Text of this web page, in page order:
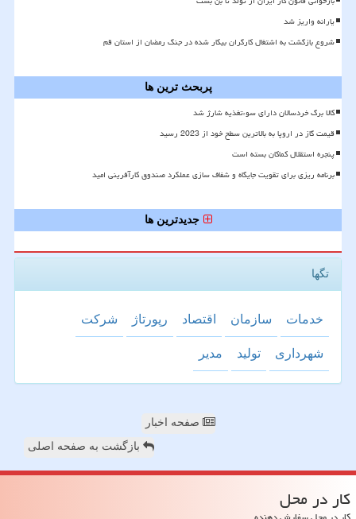
یارانه واریز شد
شروع بازگشت به اشتغال کارگران بیکار شده در جنگ رمضان از استان قم
پربحث ترین ها
کالا برگ خردسالان دارای سوءتغذیه شارژ شد
قیمت گاز در اروپا به بالاترین سطح خود از 2023 رسید
پنجره استقلال کماکان بسته است
برنامه ریزی برای تقویت جایگاه و شفاف سازی عملکرد صندوق کارآفرینی امید
جدیدترین ها
تگها
خدمات سازمان اقتصاد رپورتاژ شركت
شهرداری تولید مدیر
صفحه اخبار
بازگشت به صفحه اصلی
كار در محل